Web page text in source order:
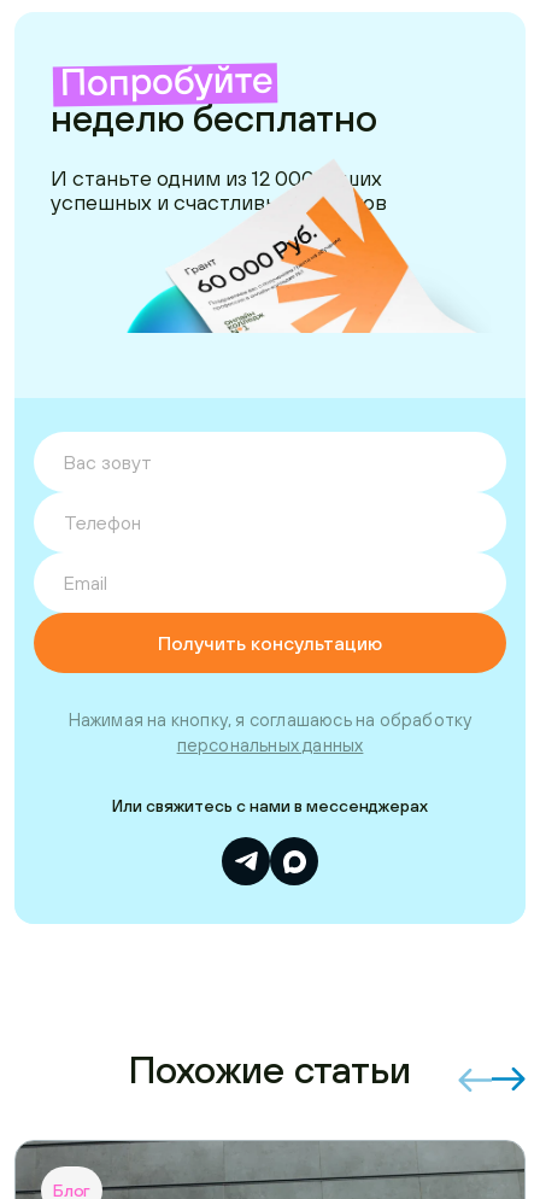
Попробуйте
неделю бесплатно
И станьте одним из 12 000 наших
успешных и счастливых учеников
Нажимая на кнопку, я соглашаюсь на обработку
персональных данных
Или свяжитесь с нами в мессенджерах
Похожие статьи
Блог